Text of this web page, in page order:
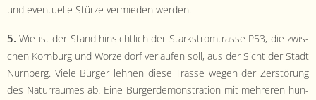
und eventuelle Stürze ver­mieden werden.
5. Wie ist der Stand hin­sichtlich der Stark­strom­trasse P53, die zwis­
chen Korn­burg und Worzel­dorf ver­laufen soll, aus der Sicht der Stadt
Nürn­berg. Viele Bürg­er lehnen diese Trasse wegen der Zer­störung
des Natur­raumes ab. Eine Bürg­erdemon­stra­tion mit mehreren hun­